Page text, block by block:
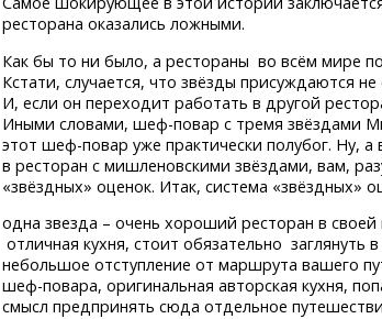
ресторана оказались ложными.
Как бы то ни было, а рестораны во всём мире
Кстати, случается, что звёзды присуждаются
И, если он переходит работать в другой
Иными словами,шеф-повар с тремя звёздами
этотшеф-повар уже практически полубог. Ну,
в ресторан с мишленовскими звёздами, вам,
«звёздных» оценок. Итак, система
одна звезда – очень хороший ресторан в своей
отличная кухня, стоит обязательно заглянуть
небольшое отступление от маршрута вашего
шеф-повара, оригинальная авторская кухня,
смысл предпринять сюда отдельное